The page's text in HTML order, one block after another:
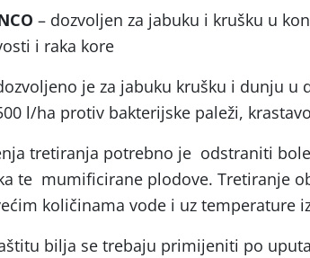
– dozvoljen za jabuku i krušku u
i raka kore
je za jabuku krušku i dunju u
l/ha protiv bakterijske paleži,
tretiranja potrebno je odstraniti
te mumificirane plodove. Tretiranje
količinama vode i uz temperature
bilja se trebaju primijeniti po